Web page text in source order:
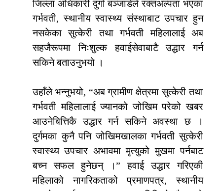
जिल्ला अधिकारी दुर्गा बञ्जाडेले रक्तअल्पता भएका
गर्भवती, स्थानीय स्वास्थ्य संस्थाबाट उपचार हुन
नसकेका सुत्केरी तथा गर्भवती महिलालाई अब
सहजैरूपमा निःशुल्क हवाईसेवाबाटै उद्धार गर्न
सकिने बताउनुभयो ।
उहाँले भन्नुभयो, “अब ग्रामीण क्षेत्रमा सुत्केरी तथा
गर्भवती महिलालाई ज्यानको जोखिम परेको खबर
आउनेबित्तिकै उद्धार गर्न सकिने अवस्था छ ।
दुर्गमका कुनै पनि जोखिमखालका गर्भवती सुत्केरी
स्वास्थ्य उपचार अभावमा मृत्युको मुखमा पर्नबाट
बच्न सफल हुनेछन् ।” हवाई उद्धार गरिएकी
महिलाको नागरिकताको प्रमाणपत्र, स्थानीय